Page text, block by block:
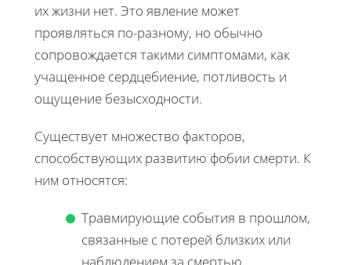
их жизни нет. Это явление может
проявляться по-разному, но обычно
сопровождается такими симптомами, как
учащенное сердцебиение, потливость и
ощущение безысходности.
Существует множество факторов,
способствующих развитию фобии смерти. К
ним относятся:
Травмирующие события в прошлом,
связанные с потерей близких или
наблюдением за смертью.